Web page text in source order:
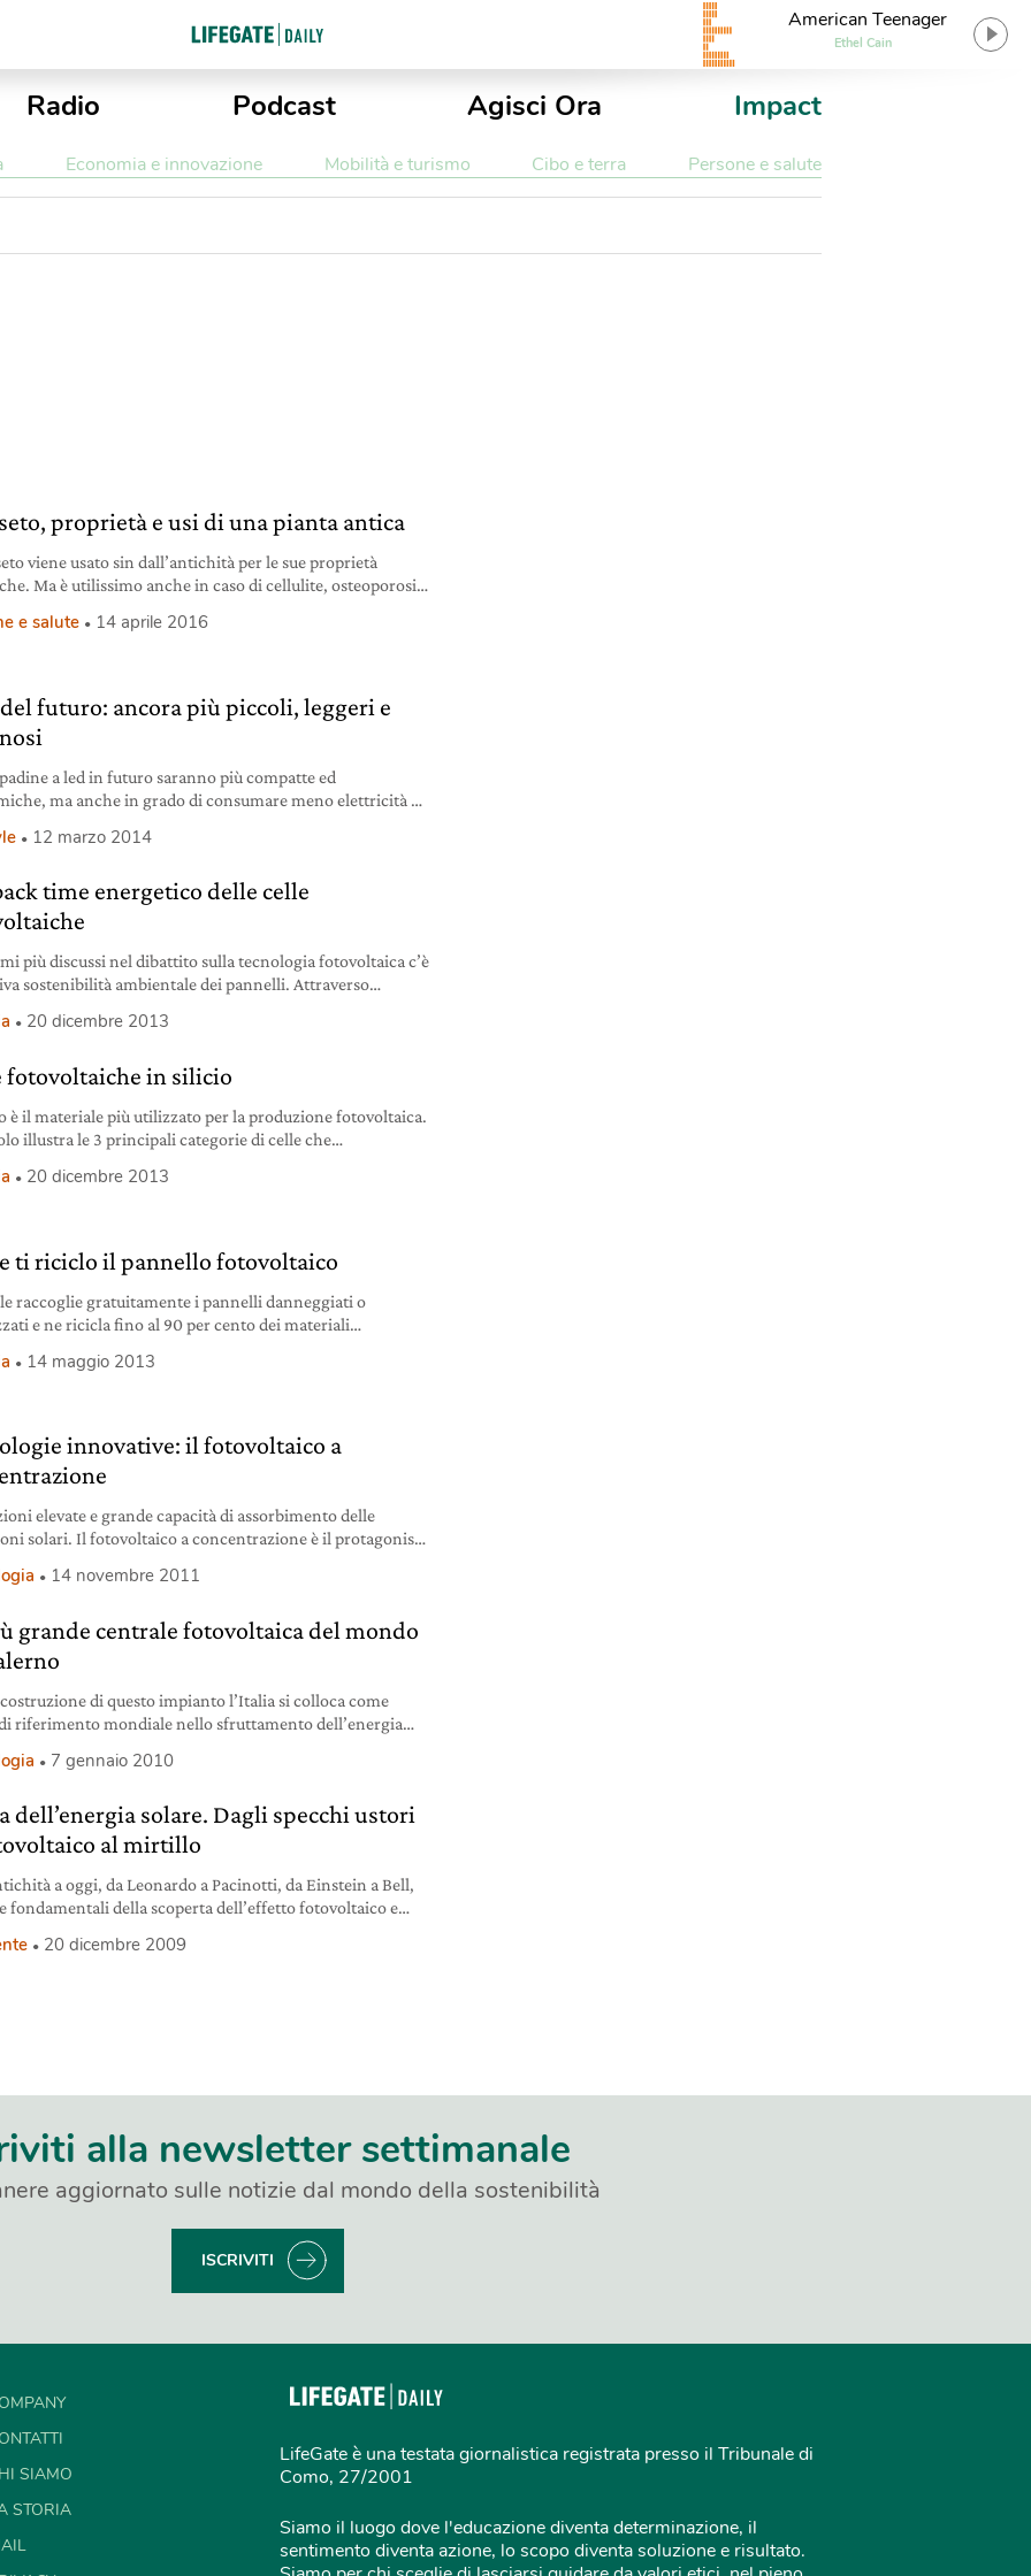
American Teenager
Ethel Cain
Radio Podcast Agisci Ora Impact
Economia e innovazione Mobilità e turismo Cibo e terra Persone e salute
proprietà e usi di una pianta antica
viene usato sin dall’antichità per le sue proprietà
Ma è utilissimo anche in caso di cellulite, osteoporosi e
sua vera forza.
e salute 14 aprile 2016
futuro: ancora più piccoli, leggeri e
a led in futuro saranno più compatte ed
ma anche in grado di consumare meno elettricità e
di Friburgo, che hanno messo a punto una lampadina
12 marzo 2014
time energetico delle celle
più discussi nel dibattito sulla tecnologia fotovoltaica c’è
sostenibilità ambientale dei pannelli. Attraverso
di un impianto fotovoltaico è energeticamente
20 dicembre 2013
fotovoltaiche in silicio
è il materiale più utilizzato per la produzione fotovoltaica.
illustra le 3 principali categorie di celle che
a livello mondiale.
20 dicembre 2013
ti riciclo il pannello fotovoltaico
raccoglie gratuitamente i pannelli danneggiati o
e ne ricicla fino al 90 per cento dei materiali
14 maggio 2013
innovative: il fotovoltaico a
elevate e grande capacità di assorbimento delle
solari. Il fotovoltaico a concentrazione è il protagonista
14 novembre 2011
grande centrale fotovoltaica del mondo
di questo impianto l’Italia si colloca come
riferimento mondiale nello sfruttamento dell’energia
7 gennaio 2010
dell’energia solare. Dagli specchi ustori
al mirtillo
a oggi, da Leonardo a Pacinotti, da Einstein a Bell,
fondamentali della scoperta dell’effetto fotovoltaico e
20 dicembre 2009
alla newsletter settimanale
aggiornato sulle notizie dal mondo della sostenibilità
ISCRIVITI
SIAMO
STORIA
LifeGate è una testata giornalistica registrata presso il Tribunale di
Como, 27/2001
Siamo il luogo dove l'educazione diventa determinazione, il
sentimento diventa azione, lo scopo diventa soluzione e risultato.